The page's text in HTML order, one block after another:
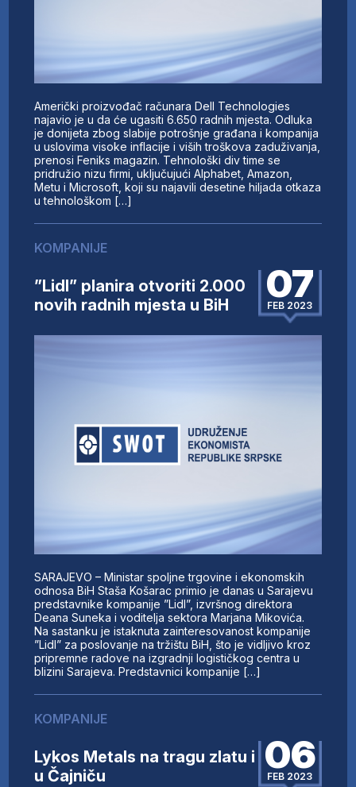
Američki proizvođač računara Dell Technologies
najavio je u da će ugasiti 6.650 radnih mjesta. Odluka
je donijeta zbog slabije potrošnje građana i kompanija
u uslovima visoke inflacije i viših troškova zaduživanja,
prenosi Feniks magazin. Tehnološki div time se
pridružio nizu firmi, uključujući Alphabet, Amazon,
Metu i Microsoft, koji su najavili desetine hiljada otkaza
u tehnološkom […]
KOMPANIJE
”Lidl” planira otvoriti 2.000
novih radnih mjesta u BiH
07
FEB 2023
SARAJEVO – Ministar spoljne trgovine i ekonomskih
odnosa BiH Staša Košarac primio je danas u Sarajevu
predstavnike kompanije ”Lidl”, izvršnog direktora
Deana Suneka i voditelja sektora Marjana Mikovića.
Na sastanku je istaknuta zainteresovanost kompanije
”Lidl” za poslovanje na tržištu BiH, što je vidljivo kroz
pripremne radove na izgradnji logističkog centra u
blizini Sarajeva. Predstavnici kompanije […]
KOMPANIJE
Lykos Metals na tragu zlatu i
u Čajniču
06
FEB 2023